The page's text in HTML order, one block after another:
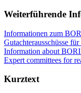
Weiterführende
Informationen zum
Gutachterausschüsse
Information about
Expert committees for
Kurztext